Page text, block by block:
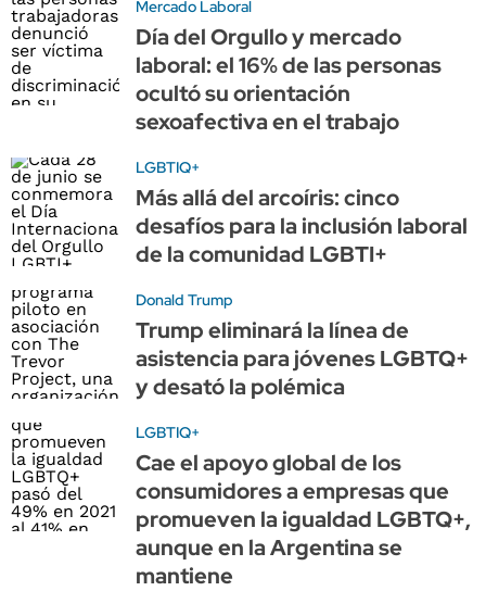
Mercado Laboral
Día del Orgullo y mercado
laboral: el 16% de las personas
ocultó su orientación
sexoafectiva en el trabajo
LGBTIQ+
Más allá del arcoíris: cinco
desafíos para la inclusión laboral
de la comunidad LGBTI+
Donald Trump
Trump eliminará la línea de
asistencia para jóvenes LGBTQ+
y desató la polémica
LGBTIQ+
Cae el apoyo global de los
consumidores a empresas que
promueven la igualdad LGBTQ+,
aunque en la Argentina se
mantiene